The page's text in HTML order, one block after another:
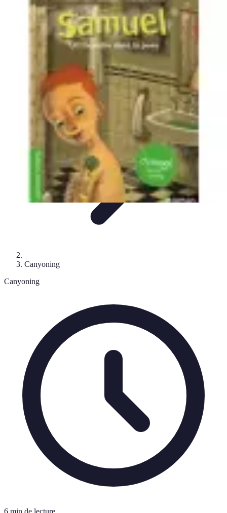
Sport Aventure PMR
Sports d'HiverÀ découvrirEscalade et
Alpinisme Activités Sportives
Canyoning
Canyoning
6 min de lecture